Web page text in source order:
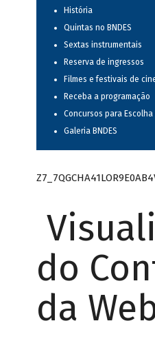
História
Quintas no BNDES
Sextas instrumentais
Reserva de ingressos
Filmes e festivais de
Receba a programação
Concursos para
Galeria BNDES
do
da